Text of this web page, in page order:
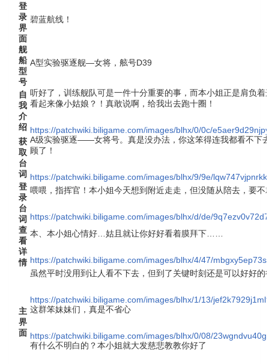
登
录
界
面
碧蓝航线！
舰
船
型
号
A型实验驱逐舰—女将，舷号D39
自
我
介
绍
听好了，训练舰队可是一件十分重要的事，而本小姐正是肩负
看起来像小姑娘？！真敢说啊，给我出去跑十圈！
https://patchwiki.biligame.com/images/blhx/0/0c/
获
取
台
词
A级实验驱逐——女将号。真是没办法，你这笨得连我都看不下
顾了！
https://patchwiki.biligame.com/images/blhx/9/9e/
登
录
台
词
喂喂，指挥官！本小姐今天想到附近走走，但没随从陪去，要不
https://patchwiki.biligame.com/images/blhx/d/de/
查
看
详
情
本、本小姐心情好…姑且就让你好好看着膜拜下……
https://patchwiki.biligame.com/images/blhx/4/47/
主
界
面
虽然平时没用到让人看不下去，但到了关键时刻还是可以好好的
https://patchwiki.biligame.com/images/blhx/1/13/
这群笨妹妹们，真是不省心
https://patchwiki.biligame.com/images/blhx/0/08/
有什么不明白的？本小姐就大发慈悲教教你好了